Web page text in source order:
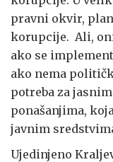
pravni okvir,
korupcije. Ali,
ako se
ako nema
potreba za
ponašanjima,
javnim
Ujedinjeno